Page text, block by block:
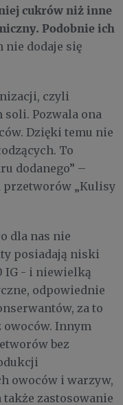
cukrów niż inne
Podobnie ich
dodaje się
czyli
Pozwala ona
Dzięki temu nie
To
dodanego” –
przetworów „Kulisy
dla nas nie
posiadają niski
IG - i niewielką
odpowiednie
za to
owoców. Innym
bez
owoców i warzyw,
zastosowanie